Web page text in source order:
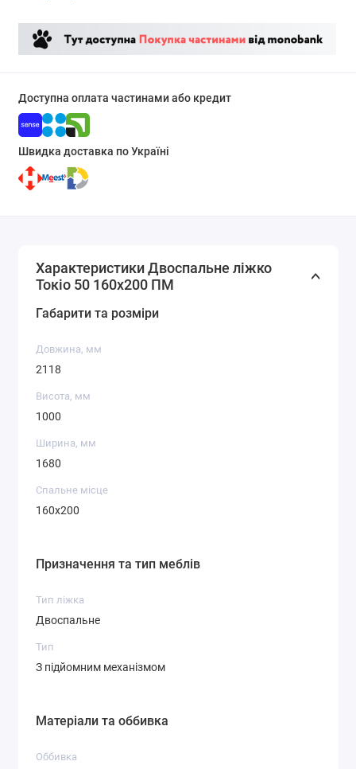
Доступна оплата частинами або кредит
Швидка доставка по Україні
Характеристики Двоспальне ліжко
Токіо 50 160х200 ПМ
Габарити та розміри
Довжина, мм
2118
Висота, мм
1000
Ширина, мм
1680
Спальне місце
160х200
Призначення та тип меблів
Тип ліжка
Двоспальне
Тип
З підйомним механізмом
Матеріали та оббивка
Оббивка